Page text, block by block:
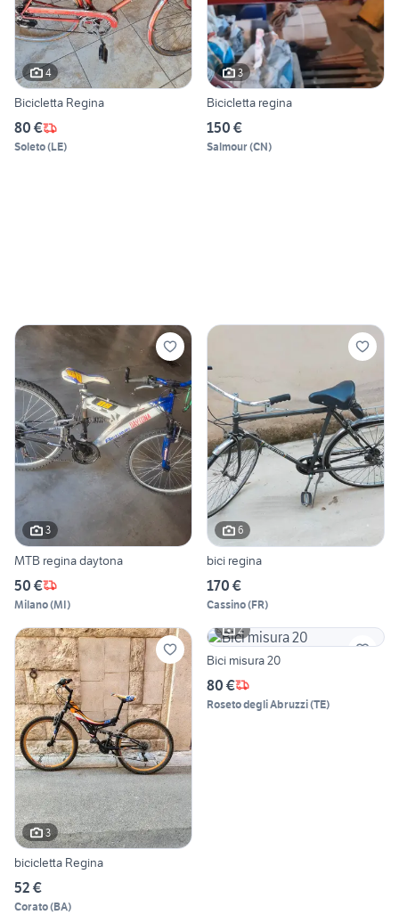
4
Bicicletta Regina
80 €
Soleto(LE)
3
Bicicletta regina
150 €
Salmour(CN)
3
MTB regina daytona
50 €
Milano(MI)
6
bici regina
170 €
Cassino(FR)
3
bicicletta Regina
52 €
Corato(BA)
2
Bici misura 20
80 €
Roseto degli Abruzzi(TE)